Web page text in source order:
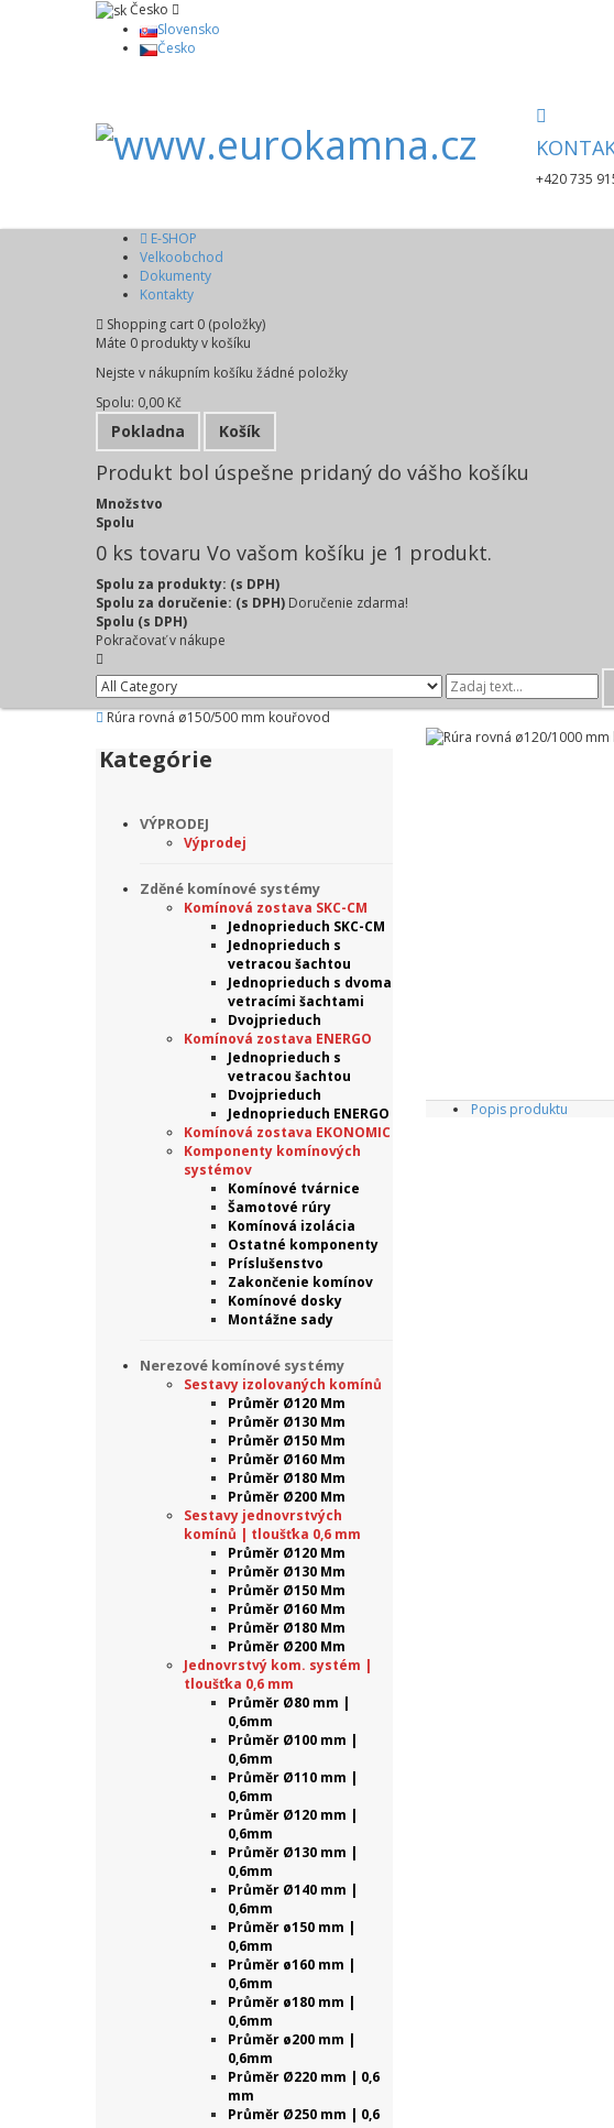
Česko
Slovensko
Česko
+420 735
E-SHOP
Velkoobchod
Dokumenty
Kontakty
Shopping cart 0 (položky)
Máte 0 produkty v košíku
Nejste v nákupním košíku žádné položky
Spolu: 0,00 Kč
Pokladna Košík
Produkt bol úspešne pridaný do vášho košíku
Množstvo
Spolu
0 ks tovaru Vo vašom košíku je 1 produkt.
Spolu za produkty: (s DPH)
Spolu za doručenie: (s DPH) Doručenie zdarma!
Spolu (s DPH)
Pokračovať v nákupe
Rúra rovná ø150/500 mm kouřovod
Kategórie
VÝPRODEJ
Výprodej
Zděné komínové systémy
Komínová zostava SKC-CM
Jednoprieduch SKC-CM
Jednoprieduch s
vetracou šachtou
Jednoprieduch s dvoma
vetracími šachtami
Dvojprieduch
Komínová zostava ENERGO
Jednoprieduch s
vetracou šachtou
Dvojprieduch
Jednoprieduch ENERGO
Komínová zostava EKONOMIC
Komponenty komínových
systémov
Komínové tvárnice
Šamotové rúry
Komínová izolácia
Ostatné komponenty
Príslušenstvo
Zakončenie komínov
Komínové dosky
Montážne sady
Nerezové komínové systémy
Sestavy izolovaných komínů
Průměr Ø120 Mm
Průměr Ø130 Mm
Průměr Ø150 Mm
Průměr Ø160 Mm
Průměr Ø180 Mm
Průměr Ø200 Mm
Sestavy jednovrstvých
komínů | tloušťka 0,6 mm
Průměr Ø120 Mm
Průměr Ø130 Mm
Průměr Ø150 Mm
Průměr Ø160 Mm
Průměr Ø180 Mm
Průměr Ø200 Mm
Jednovrstvý kom. systém |
tloušťka 0,6 mm
Průměr Ø80 mm |
0,6mm
Průměr Ø100 mm |
0,6mm
Průměr Ø110 mm |
0,6mm
Průměr Ø120 mm |
0,6mm
Průměr Ø130 mm |
0,6mm
Průměr Ø140 mm |
0,6mm
Průměr ø150 mm |
0,6mm
Průměr ø160 mm |
0,6mm
Průměr ø180 mm |
0,6mm
Průměr ø200 mm |
0,6mm
Průměr Ø220 mm | 0,6
mm
Průměr Ø250 mm | 0,6
Popis produktu